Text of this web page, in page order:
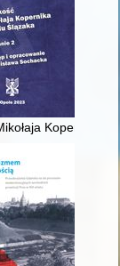
w XVI-
Kopernika z